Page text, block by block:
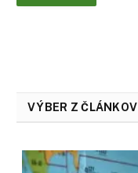
VÝBER Z ČLÁNKOV